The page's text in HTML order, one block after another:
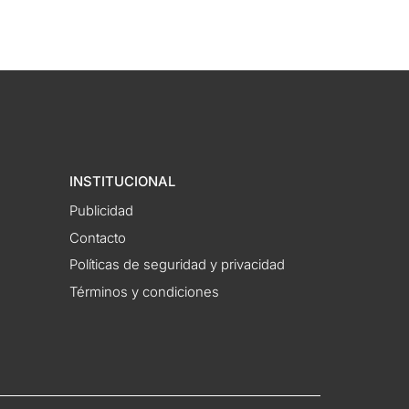
INSTITUCIONAL
Publicidad
Contacto
Políticas de seguridad y privacidad
Términos y condiciones